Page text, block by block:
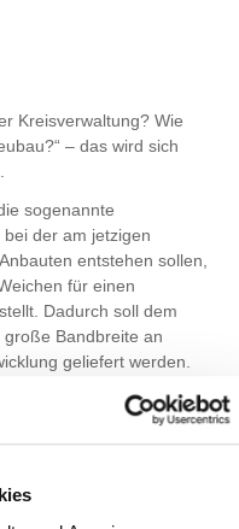
Kreisverwaltung? Wie
– das wird sich
sogenannte
der am jetzigen
entstehen sollen,
für einen
Dadurch soll dem
Bandbreite an
geliefert werden.
die Unterlagen
gründlich, sondern